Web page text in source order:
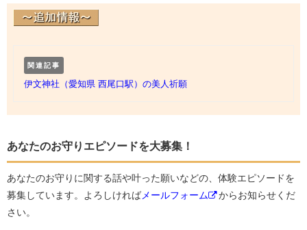
関連記事
伊文神社（愛知県 西尾口駅）の美人祈願
あなたのお守りエピソードを大募集！
あなたのお守りに関する話や叶った願いなどの、体験エピソードを
募集しています。よろしければ メールフォーム
からお知らせくだ
さい。